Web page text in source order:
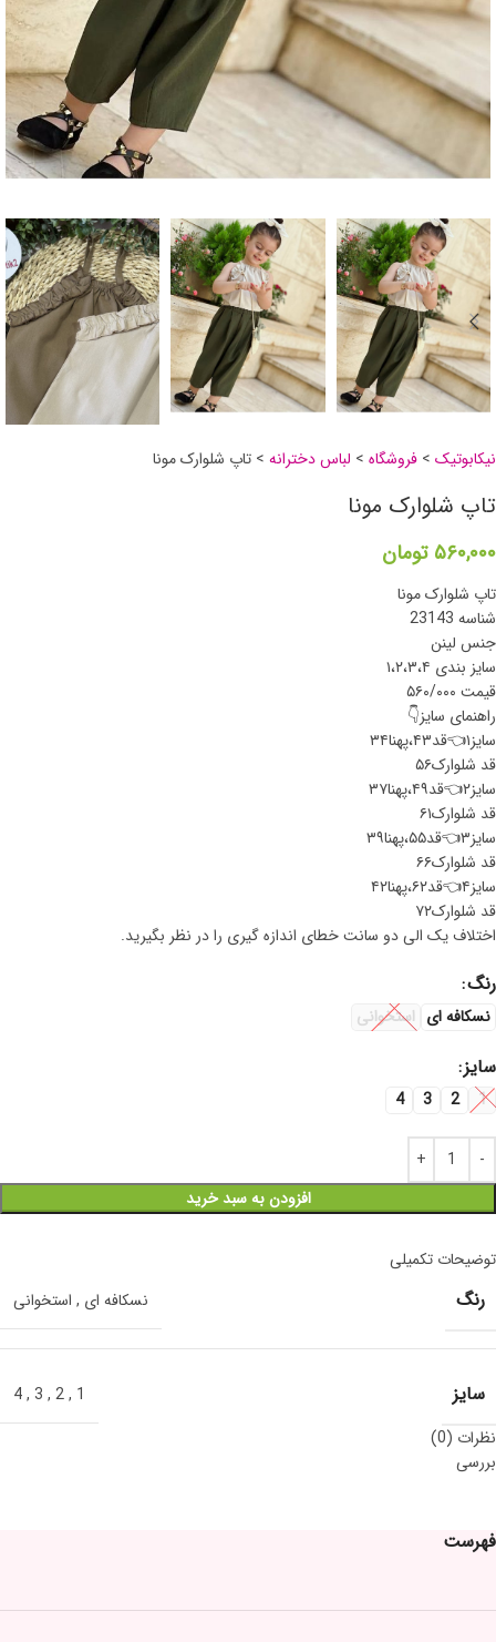
نیکابوتیک > فروشگاه > لباس دخترانه > تاپ شلوارک مونا
تاپ شلوارک مونا
۵۶۰,۰۰۰ تومان
تاپ شلوارک مونا
شناسه 23143
جنس لینن
سایز بندی ۱،۲،۳،۴
قیمت ۵۶۰/۰۰۰
راهنمای سایز👇
سایز۱👈قد۴۳،پهنا۳۴
قد شلوارک۵۶
سایز۲👈قد۴۹،پهنا۳۷
قد شلوارک۶۱
سایز۳👈قد۵۵،پهنا۳۹
قد شلوارک۶۶
سایز۴👈قد۶۲،پهنا۴۲
قد شلوارک۷۲
اختلاف یک الی دو سانت خطای اندازه گیری را در نظر بگیرید.
رنگ
نسکافه ای استخوانی
سایز
1
2
3
4
افزودن به سبد خرید
توضیحات تکمیلی
رنگ نسکافه ای , استخوانی
سایز 1
,
2
,
3
,
4
نظرات (0)
بررسی
فهرست